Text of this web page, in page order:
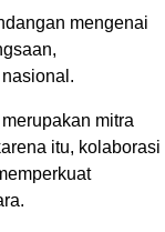
mengenai
mitra
itu, kolaborasi